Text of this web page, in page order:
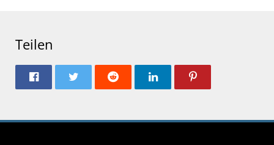
Teilen